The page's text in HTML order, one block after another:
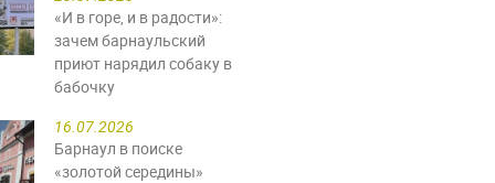
«И в горе, и в радости»:
зачем барнаульский
приют нарядил собаку в
бабочку
16.07.2026
Барнаул в поиске
«золотой середины»